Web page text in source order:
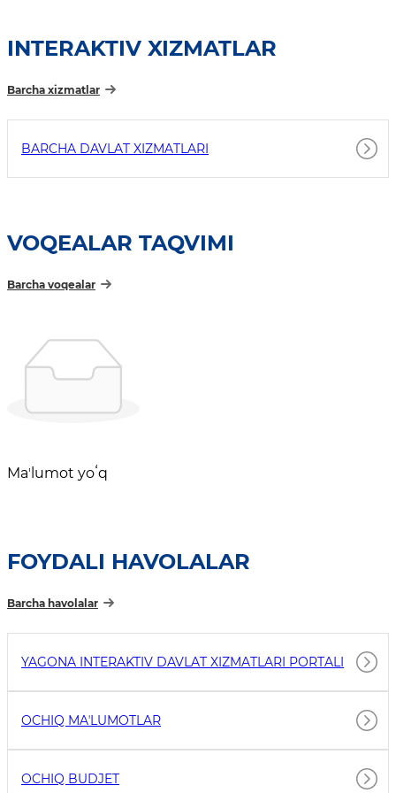
INTERAKTIV XIZMATLAR
Barcha xizmatlar
BARCHA DAVLAT XIZMATLARI
VOQEALAR TAQVIMI
Barcha voqealar
Maʼlumot yoʻq
FOYDALI HAVOLALAR
Barcha havolalar
YAGONA INTERAKTIV DAVLAT XIZMATLARI PORTALI
OCHIQ MAʼLUMOTLAR
OCHIQ BUDJET